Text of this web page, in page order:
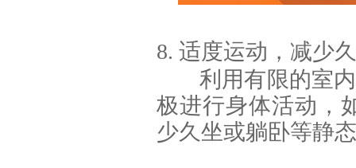
8. 适度运动，减少
利用有限的室
极进行身体活动，
少久坐或躺卧等静